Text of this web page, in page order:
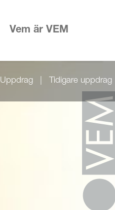
Vem är VEM
Uppdrag Tidigare uppdrag